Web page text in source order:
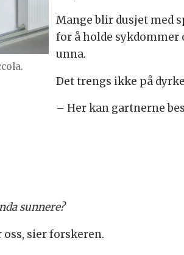
Mange blir dusjet med
for å holde sykdommer
unna.
Det trengs ikke på
– Her kan gartnerne
sunnere?
sier forskeren.